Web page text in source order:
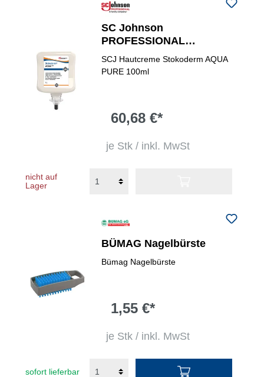
SC Johnson
PROFESSIONAL
Hautschutzcreme
Stokoderm® Aqua PURE
SCJ Hautcreme Stokoderm AQUA
PURE 100ml
60,68 €*
je Stk / inkl. MwSt
nicht auf
Lager
BÜMAG Nagelbürste
Bümag Nagelbürste
1,55 €*
je Stk / inkl. MwSt
sofort lieferbar